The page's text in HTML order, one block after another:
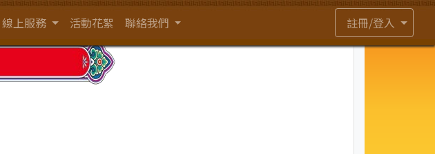
線上服務 活動花絮 聯絡我們 註冊/登入